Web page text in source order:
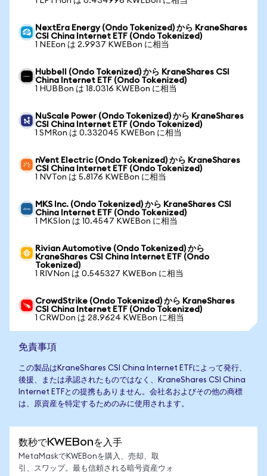
NextEra Energy (Ondo Tokenized) から KraneShares
CSI China Internet ETF (Ondo Tokenized)
1 NEEon は 2.9937 KWEBon に相当
Hubbell (Ondo Tokenized) から KraneShares CSI
China Internet ETF (Ondo Tokenized)
1 HUBBon は 18.0316 KWEBon に相当
NuScale Power (Ondo Tokenized) から KraneShares
CSI China Internet ETF (Ondo Tokenized)
1 SMRon は 0.332045 KWEBon に相当
nVent Electric (Ondo Tokenized) から KraneShares
CSI China Internet ETF (Ondo Tokenized)
1 NVTon は 5.8176 KWEBon に相当
MKS Inc. (Ondo Tokenized) から KraneShares CSI
China Internet ETF (Ondo Tokenized)
1 MKSIon は 10.4547 KWEBon に相当
Rivian Automotive (Ondo Tokenized) から
KraneShares CSI China Internet ETF (Ondo
Tokenized)
1 RIVNon は 0.545327 KWEBon に相当
CrowdStrike (Ondo Tokenized) から KraneShares
CSI China Internet ETF (Ondo Tokenized)
1 CRWDon は 28.9624 KWEBon に相当
免責事項
この製品はKraneShares CSI China Internet ETFによって発行、
後援、または承認されたものではなく、KraneShares CSI China
Internet ETFとの提携もありません。会社名およびその他の商標
は、原資産を特定するためのみに使用されます。
数秒でKWEBonを入手
MetaMaskでKWEBonを購入、売却、取
引、スワップ。最も信頼される暗号資産ウォ